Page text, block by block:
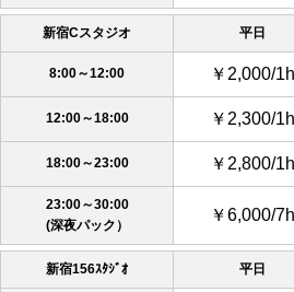
新宿Cスタジオ 平日
8:00～12:00 ￥2,000/1h
12:00～18:00 ￥2,300/1h
18:00～23:00 ￥2,800/1h
23:00～30:00
(深夜パック）
￥6,000/7h
新宿156ｽﾀｼﾞｵ 平日